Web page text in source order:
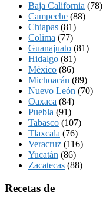
Baja California (78)
Campeche (88)
Chiapas (81)
Colima (77)
Guanajuato (81)
Hidalgo (81)
México (86)
Michoacán (89)
Nuevo León (70)
Oaxaca (84)
Puebla (91)
Tabasco (107)
Tlaxcala (76)
Veracruz (116)
Yucatán (86)
Zacatecas (88)
Recetas de